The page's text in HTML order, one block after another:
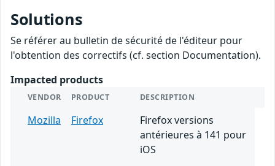
Solutions
Se référer au bulletin de sécurité de l'éditeur pour
l'obtention des correctifs (cf. section Documentation).
Impacted products
VENDOR PRODUCT DESCRIPTION
Mozilla Firefox
Firefox versions
antérieures à 141 pour
iOS